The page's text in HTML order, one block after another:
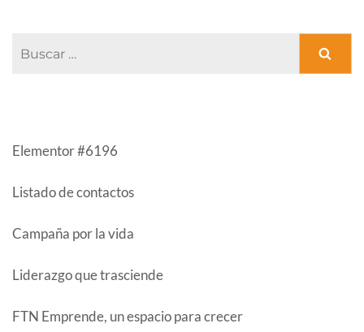
Elementor #6196
Listado de contactos
Campaña por la vida
Liderazgo que trasciende
FTN Emprende, un espacio para crecer